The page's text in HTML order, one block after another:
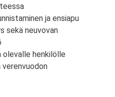
ja ensiapu
sekä neuvovan
olevalle henkilölle
verenvuodon